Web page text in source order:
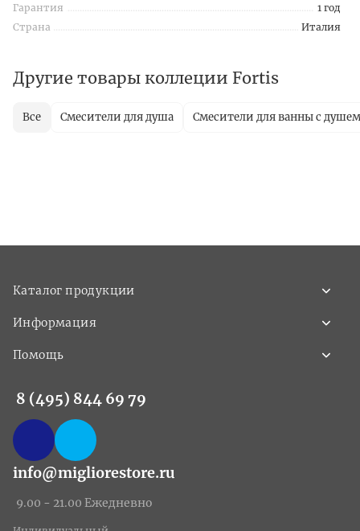
Гарантия
1 год
Страна
Италия
Другие товары коллеции Fortis
Все Смесители для душа Смесители для ванны с душем
Каталог продукции
Информация
Помощь
8 (495) 844 69 79
info@migliorestore.ru
9.00 - 21.00 Ежедневно